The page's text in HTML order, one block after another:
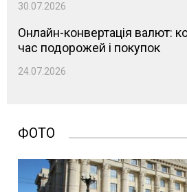
30.07.2026
Онлайн-конвертація валют:
час подорожей і покупок
24.07.2026
ФОТО